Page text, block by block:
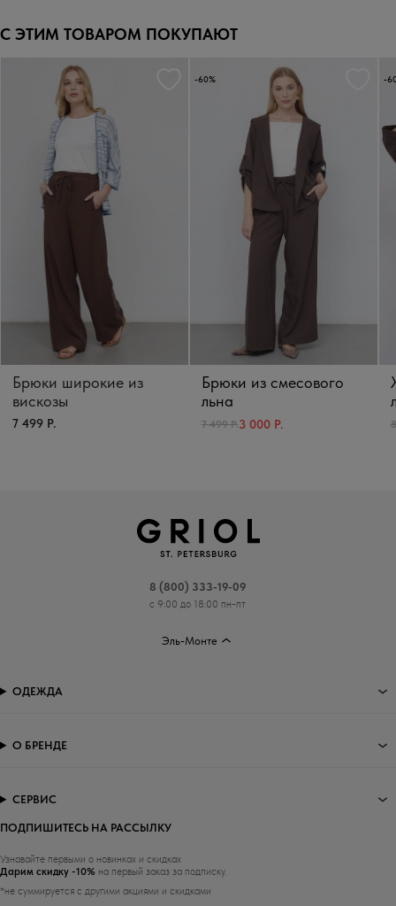
С ЭТИМ ТОВАРОМ ПОКУПАЮТ
Брюки широкие из
вискозы
7 499 Р.
-60%
Брюки из смесового
льна
7 499 Р.3 000 Р.
-
8 (800) 333-19-09
с 9:00 до 18:00 пн-пт
Эль-Монте
ПОДПИШИТЕСЬ НА РАССЫЛКУ
Узнавайте первыми о новинках и скидках
Дарим скидку -10% на первый заказ за подписку.
*не суммируется с другими акциями и скидками
ОДЕЖДА
О БРЕНДЕ
СЕРВИС